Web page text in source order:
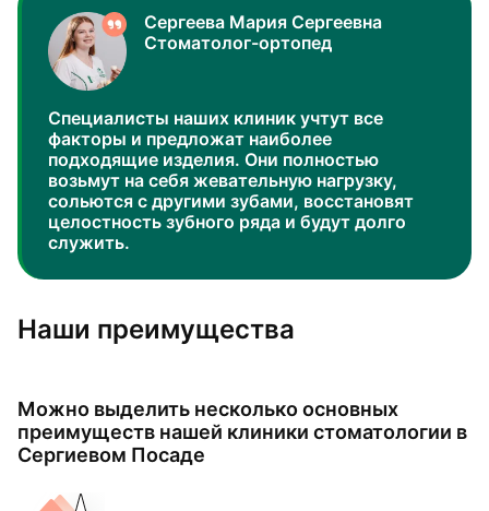
Сергеева Мария Сергеевна
Стоматолог-ортопед
Специалисты наших клиник учтут все
факторы и предложат наиболее
подходящие изделия. Они полностью
возьмут на себя жевательную нагрузку,
сольются с другими зубами, восстановят
целостность зубного ряда и будут долго
служить.
Наши преимущества
Можно выделить несколько основных
преимуществ нашей клиники стоматологии в
Сергиевом Посаде